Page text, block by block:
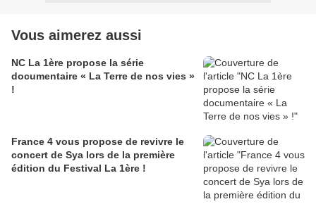
Vous aimerez aussi
NC La 1ère propose la série
documentaire « La Terre de nos vies »
!
France 4 vous propose de revivre le
concert de Sya lors de la première
édition du Festival La 1ère !